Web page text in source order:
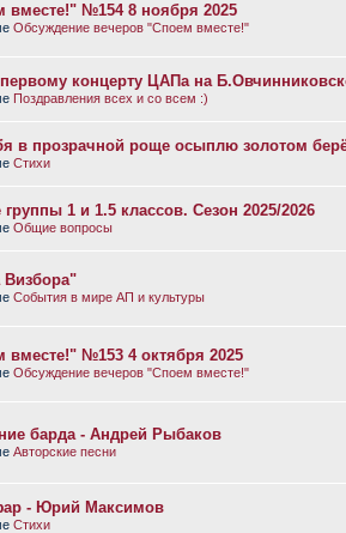
вместе!" №154 8 ноября 2025
Обсуждение вечеров "Споем вместе!"
первому концерту ЦАПа на
Поздравления всех и со всем :)
в прозрачной роще осыплю золотом
Стихи
1 и 1.5 классов. Сезон 2025/2026
Общие вопросы
Визбора"
События в мире АП и культуры
вместе!" №153 4 октября 2025
Обсуждение вечеров "Споем вместе!"
барда - Андрей Рыбаков
Авторские песни
- Юрий Максимов
Стихи